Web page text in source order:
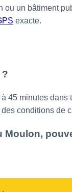
ou un bâtiment
exacte.
?
45 minutes dans
conditions de
Moulon,